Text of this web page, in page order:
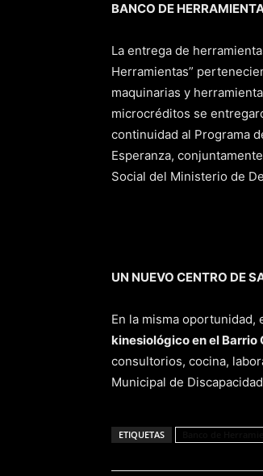
BANCO DE
La entrega de
Herramientas”
maquinarias y
microcréditos se
continuidad al Programa
Esperanza,
Social del Ministerio de
UN NUEVO CENTRO DE
En la misma oportunidad,
kinesiológico en el
consultorios, cocina,
Municipal de
ETIQUETAS